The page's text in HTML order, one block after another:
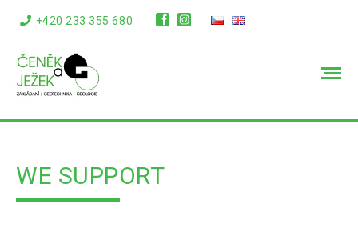
+420 233 355 680
info@cenekajezek.cz
WE SUPPORT